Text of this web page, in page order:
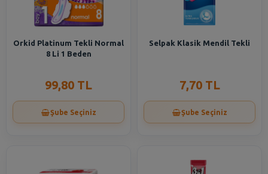
Orkid Platinum Tekli Normal
8 Li 1 Beden
99,80 TL
Şube Seçiniz
Selpak Klasik Mendil Tekli
7,70 TL
Şube Seçiniz